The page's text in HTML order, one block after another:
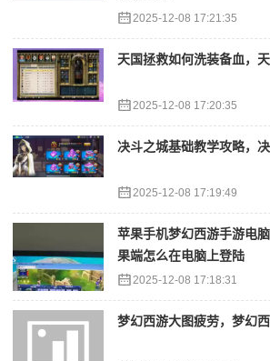
2025-12-08 17:21:35
天国拯救如何洗装备血，
2025-12-08 17:20:35
决斗之城基础教学攻略，
2025-12-08 17:19:49
苹果手机梦幻西游手游电
果端怎么在电脑上登陆
2025-12-08 17:18:31
梦幻西游大图疲劳，梦幻